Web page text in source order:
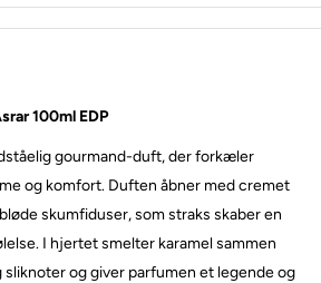
100ml EDP
gourmand-duft, der forkæler
og komfort. Duften åbner med cremet
skumfiduser, som straks skaber en
I hjertet smelter karamel sammen
sliknoter og giver parfumen et legende og